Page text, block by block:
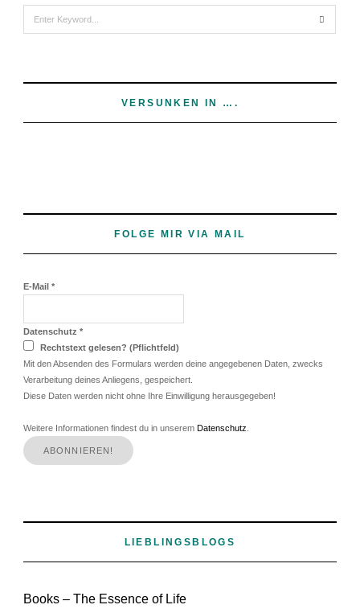
VERSUNKEN IN ….
FOLGE MIR VIA MAIL
E-Mail *
Datenschutz *
Rechtstext gelesen? (Pflichtfeld)
Mit den Absenden des Formulars werden deine angegebenen Daten, zwecks
Verarbeitung deines Anliegens, gespeichert.
Diese Daten werden nicht ohne Ihre Einwilligung herausgegeben!
Weitere Informationen findest du in unserem Datenschutz
LIEBLINGSBLOGS
Books – The Essence of Life